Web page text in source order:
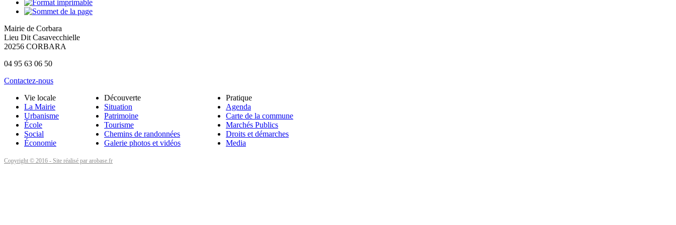
Mairie de Corbara
Lieu Dit Casavecchielle
20256 CORBARA
04 95 63 06 50
Contactez-nous
Vie locale
La Mairie
Urbanisme
École
Social
Économie
Découverte
Situation
Patrimoine
Tourisme
Chemins de randonnées
Galerie photos et vidéos
Pratique
Agenda
Carte de la commune
Marchés Publics
Droits et démarches
Media
Copyright © 2016 - Site réalisé par arobase.fr